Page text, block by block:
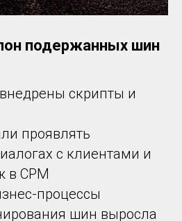
подержанных шин
скрипты и
проявлять
с клиентами и
в СРМ
процессы
шин выросла